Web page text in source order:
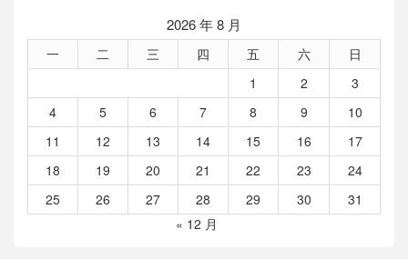
2026 年 8 月
一 二 三 四 五 六
日
1
2
3
4
5 6 7 8 9
10
11
12 13 14 15 16
17
18
19 20 21 22 23
24
25
26 27 28 29 30
31
« 12 月